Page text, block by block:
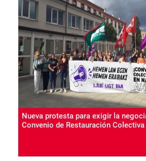
Nueva protesta para exigir la
Convenio de Restauración Colectiva